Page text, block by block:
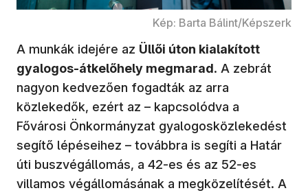
Kép: Barta Bálint/Képszerk
A munkák idejére az Üllői úton kialakított
gyalogos-átkelőhely megmarad. A zebrát
nagyon kedvezően fogadták az arra
közlekedők, ezért az – kapcsolódva a
Fővárosi Önkormányzat gyalogosközlekedést
segítő lépéseihez – továbbra is segíti a Határ
úti buszvégállomás, a 42-es és az 52-es
villamos végállomásának a megközelítését. A